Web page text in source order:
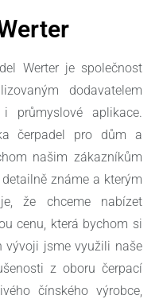
Werter je společnost
dodavatelem
průmyslové aplikace.
čerpadel pro dům a
našim zákazníkům
známe a kterým
že chceme nabízet
cenu, která bychom si
vývoji jsme využili naše
z oboru čerpací
čínského výrobce,